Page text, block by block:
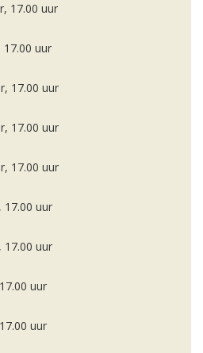
17.00 uur
uur
17.00 uur
17.00 uur
17.00 uur
17.00 uur
17.00 uur
uur
uur